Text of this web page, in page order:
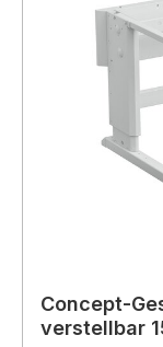
Concept-
verstellbar